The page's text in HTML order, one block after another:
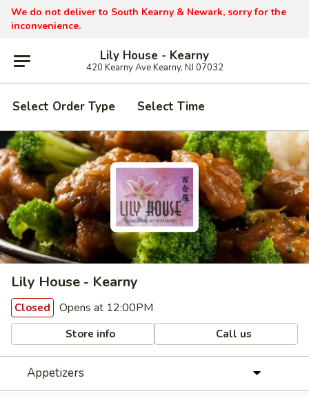
We do not deliver to South Kearny & Newark, sorry for the
inconvenience.
Lily House - Kearny
420 Kearny Ave Kearny, NJ 07032
Select Order Type Select Time
Lily House - Kearny
Closed Opens at 12:00PM
Store info Call us
Appetizers